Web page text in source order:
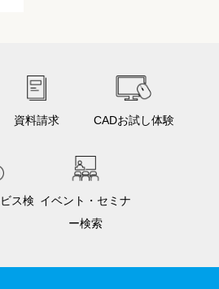
資料請求 CADお試し体験
ス検 イベント・セミナ
ー検索